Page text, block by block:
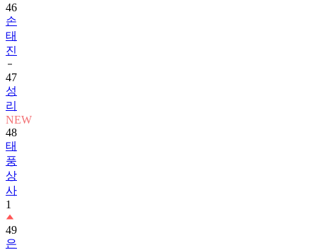
46
손
태
진
47
성
리
NEW
48
태
풍
상
사
1
49
은